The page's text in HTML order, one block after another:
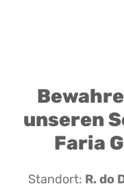
unseren
Faria
Standort: R. do